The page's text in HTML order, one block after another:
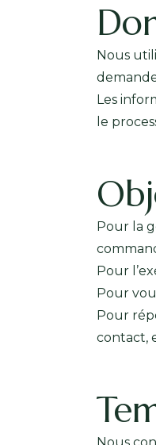
Nous
Les
le
Pour la
Pour
Pour
Pour
contact,